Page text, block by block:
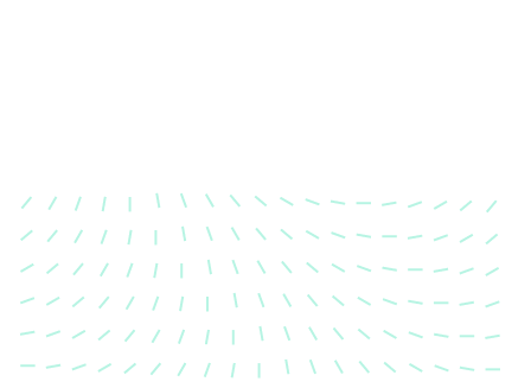
Karosserievermessung
Unsere exakte Karosserievermessung stellt sicher,